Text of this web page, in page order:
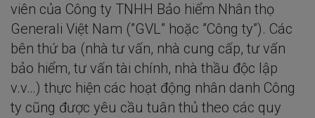
viên của Công ty TNHH Bảo hiểm Nhân thọ
Generali Việt Nam (”GVL” hoặc ”Công ty”). Các
bên thứ ba (nhà tư vấn, nhà cung cấp, tư vấn
bảo hiểm, tư vấn tài chính, nhà thầu độc lập
v.v…) thực hiện các hoạt động nhân danh Công
ty cũng được yêu cầu tuân thủ theo các quy